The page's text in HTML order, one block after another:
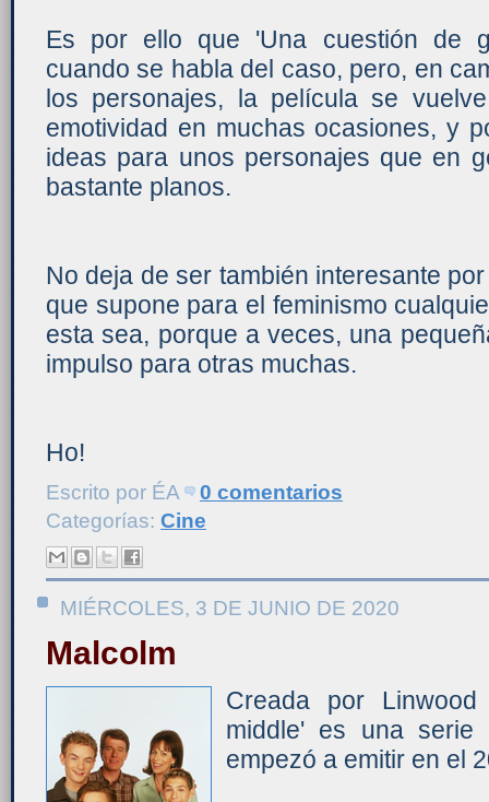
Es por ello que 'Una cuestión de
cuando se habla del caso, pero, en
los personajes, la película se
emotividad en muchas ocasiones, y
ideas para unos personajes que en
bastante planos.
No deja de ser también interesante
que supone para el feminismo
esta sea, porque a veces, una
impulso para otras muchas.
Ho!
Escrito por ÉA
0 comentarios
Categorías: Cine
MIÉRCOLES, 3 DE JUNIO DE 2020
Malcolm
Creada por
middle' es una
empezó a emitir en el